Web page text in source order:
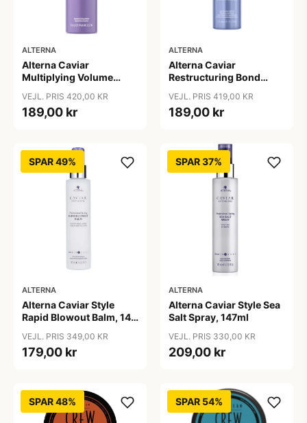
ALTERNA
Alterna Caviar
Multiplying Volume
VEJL. PRIS 420,00 KR
189,00 kr
ALTERNA
Alterna Caviar
Restructuring Bond
Protection Spray, 125 ml
VEJL. PRIS 419,00 KR
189,00 kr
SPAR 49%
ALTERNA
Alterna Caviar Style
Rapid Blowout Balm, 147
VEJL. PRIS 349,00 KR
179,00 kr
SPAR 37%
ALTERNA
Alterna Caviar Style Sea
Salt Spray, 147ml
VEJL. PRIS 330,00 KR
209,00 kr
SPAR 48% SPAR 54%